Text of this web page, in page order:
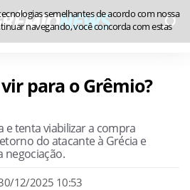
para o Grêmio?
e tenta viabilizar a compra
do atacante à Grécia e
negociação.
12/2025 10:53
semelhantes de acordo com nossa
navegando, você concorda com estas